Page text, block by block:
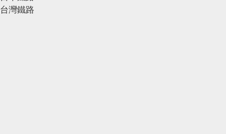
台灣鐵路